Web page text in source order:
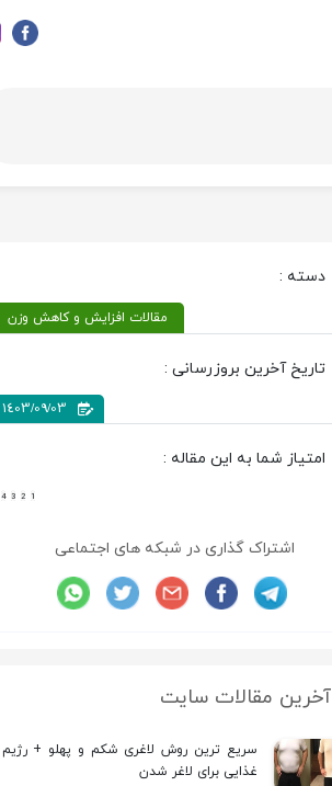
دسته :
مقالات افزایش و کاهش وزن
تاریخ آخرین بروزرسانی :
1403/09/03
امتیاز شما به این مقاله :
4 3 2 1
اشتراک گذاری در شبکه های اجتماعی
آخرین مقالات سایت
سریع ترین روش لاغری شکم و پهلو + رژیم
غذایی برای لاغر شدن